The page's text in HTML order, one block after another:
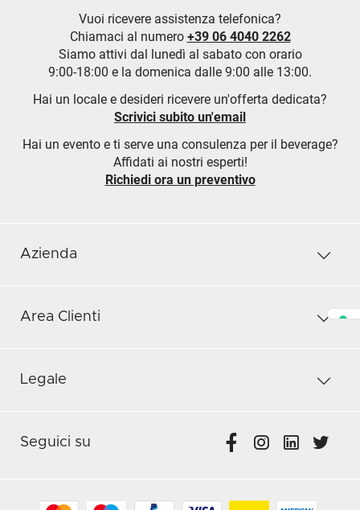
Vuoi ricevere assistenza telefonica?
Chiamaci al numero +39 06 4040 2262
Siamo attivi dal lunedì al sabato con orario
9:00-18:00 e la domenica dalle 9:00 alle 13:00.
Hai un locale e desideri ricevere un'offerta dedicata?
Scrivici subito un'email
Hai un evento e ti serve una consulenza per il beverage?
Affidati ai nostri esperti!
Richiedi ora un preventivo
Azienda
Area Clienti
Legale
Seguici su